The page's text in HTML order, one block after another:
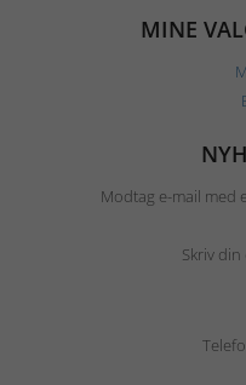
MINE
Modtag e-mail med
Skriv